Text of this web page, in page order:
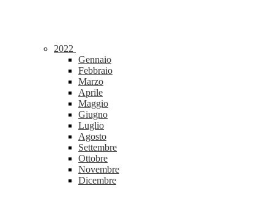
2022
Gennaio
Febbraio
Marzo
Aprile
Maggio
Giugno
Luglio
Agosto
Settembre
Ottobre
Novembre
Dicembre